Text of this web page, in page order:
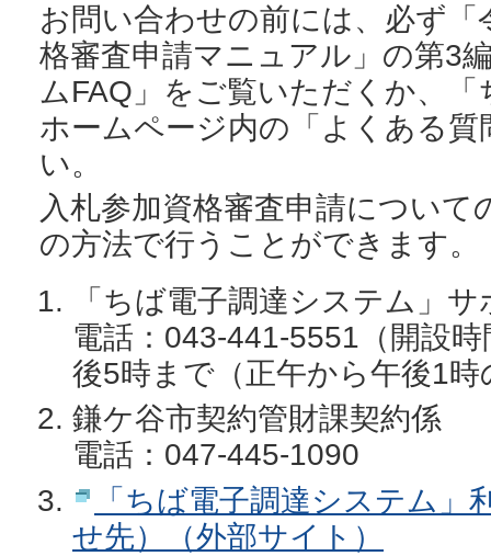
お問い合わせの前には、必ず「
格審査申請マニュアル」の第3
ムFAQ」をご覧いただくか、
ホームページ内の「よくある
い。
入札参加資格審査申請につい
の方法で行うことができます。
「ちば電子調達システム」
電話：043-441-5551（開設
後5時まで（正午から午後1
鎌ケ谷市契約管財課契約係
電話：047-445-1090
「ちば電子調達システム」
せ先）（外部サイト）